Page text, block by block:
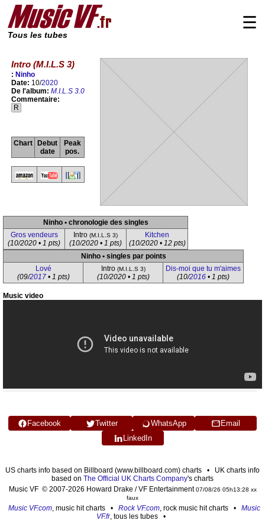
Tous les tubes
☰
Intro (M.I.L.S 3)
: Ninho
Date: 10/2020
De l'album: M.I.L.S 3.0
Commentaire:
R
Chart
Debut
date
Peak
pos.
Ninho • chronologie des singles
Gros vendeurs
(10/2020 • 1 pts)
Intro (M.I.L.S 3)
(10/2020 • 1 pts)
Kitchen
(10/2020 • 12 pts)
Ninho • singles par points
Lové
(09/2017• 1 pts)
Intro (M.I.L.S 3)
(10/2020 • 1 pts)
Dis-moi que tu m'aimes
(10/2016 • 1 pts)
Music video
Facebook Twitter WhatsApp
Email
LinkedIn
US charts info based on Billboard (www.billboard.com) charts • UK charts info
based on The Official UK Charts Company's charts
Music VF © 2007-2026 Howard Drake / VF Entertainment07/08/26 05h13:28 xx
faux
Music VF.com, music hit charts • Rock VF.com, rock music hit charts • Music
VF.fr, tous les tubes •